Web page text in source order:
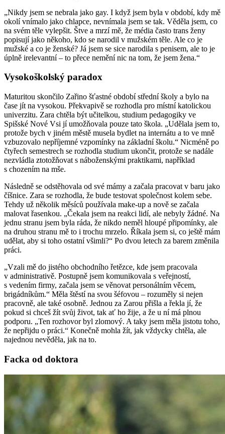
„Nikdy jsem se nebrala jako gay. I když jsem byla v období, kdy mě
okolí vnímalo jako chlapce, nevnímala jsem se tak. Věděla jsem, co
na svém těle vylepšit. Štve a mrzí mě, že média často trans ženy
popisují jako někoho, kdo se narodil v mužském těle. Ale co je
mužské a co je ženské? Já jsem se sice narodila s penisem, ale to je
úplně irelevantní – to přece nemění nic na tom, že jsem žena.“
Vysokoškolský paradox
Maturitou skončilo Zařino šťastné období střední školy a bylo na
čase jít na vysokou. Překvapivě se rozhodla pro místní katolickou
univerzitu. Zara chtěla být učitelkou, studium pedagogiky ve
Spišské Nové Vsi jí umožňovala pouze tato škola. „Udělala jsem to,
protože bych v jiném městě musela bydlet na internátu a to ve mně
vzbuzovalo nepříjemné vzpomínky na základní školu.“ Nicméně po
čtyřech semestrech se rozhodla studium ukončit, protože se nadále
nezvládla ztotožňovat s náboženskými praktikami, například
s chozením na mše.
Následně se odstěhovala od své mámy a začala pracovat v baru jako
číšnice. Zara se rozhodla, že bude testovat společnost kolem sebe.
Tehdy už několik měsíců používala make-up a nově se začala
malovat řasenkou. „Čekala jsem na reakci lidí, ale nebyly žádné. Na
jednu stranu jsem byla ráda, že nikdo neměl hloupé připomínky, ale
na druhou stranu mě to i trochu mrzelo. Říkala jsem si, co ještě mám
udělat, aby si toho ostatní všimli?“ Po dvou letech za barem změnila
práci.
„Vzali mě do jistého obchodního řetězce, kde jsem pracovala
v administrativě. Postupně jsem komunikovala s veřejností,
s vedením firmy, začala jsem se věnovat personálním věcem,
brigádníkům.“ Měla štěstí na svou šéfovou – rozuměly si nejen
pracovně, ale také osobně. Jednou za Zarou přišla a řekla jí, že
pokud si chceš žít svůj život, tak ať ho žije, a že u ní má plnou
podporu. „Ten rozhovor byl zlomový. A taky jsem měla jistotu toho,
že nepřijdu o práci.“ Konečně mohla žít, jak vždycky chtěla, ale
najednou nevěděla, jak na to.
Facka od doktora